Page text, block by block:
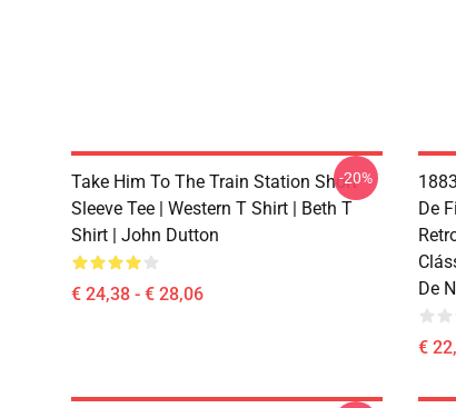
Take Him To The Train Station Short
Sleeve Tee | Western T Shirt | Beth T
Shirt | John Dutton
€ 24,38 - € 28,06
-20%
De
De
€